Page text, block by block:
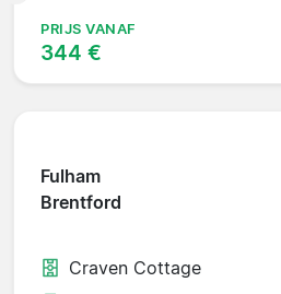
PRIJS VANAF
344 €
Fulham
Brentford
Craven Cottage